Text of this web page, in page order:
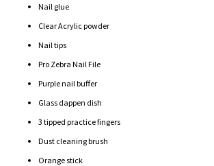
Nail glue
Clear Acrylic powder
Nail tips
Pro Zebra Nail File
Purple nail buffer
Glass dappen dish
3 tipped practice fingers
Dust cleaning brush
Orange stick